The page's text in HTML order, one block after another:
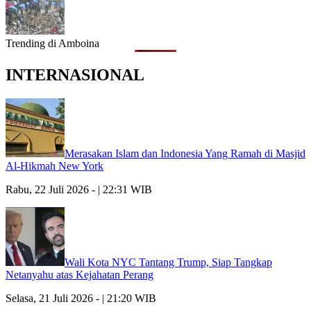
Trending di Amboina
INTERNASIONAL
Merasakan Islam dan Indonesia Yang Ramah di Masjid
Al-Hikmah New York
Rabu, 22 Juli 2026 - | 22:31 WIB
Wali Kota NYC Tantang Trump, Siap Tangkap
Netanyahu atas Kejahatan Perang
Selasa, 21 Juli 2026 - | 21:20 WIB